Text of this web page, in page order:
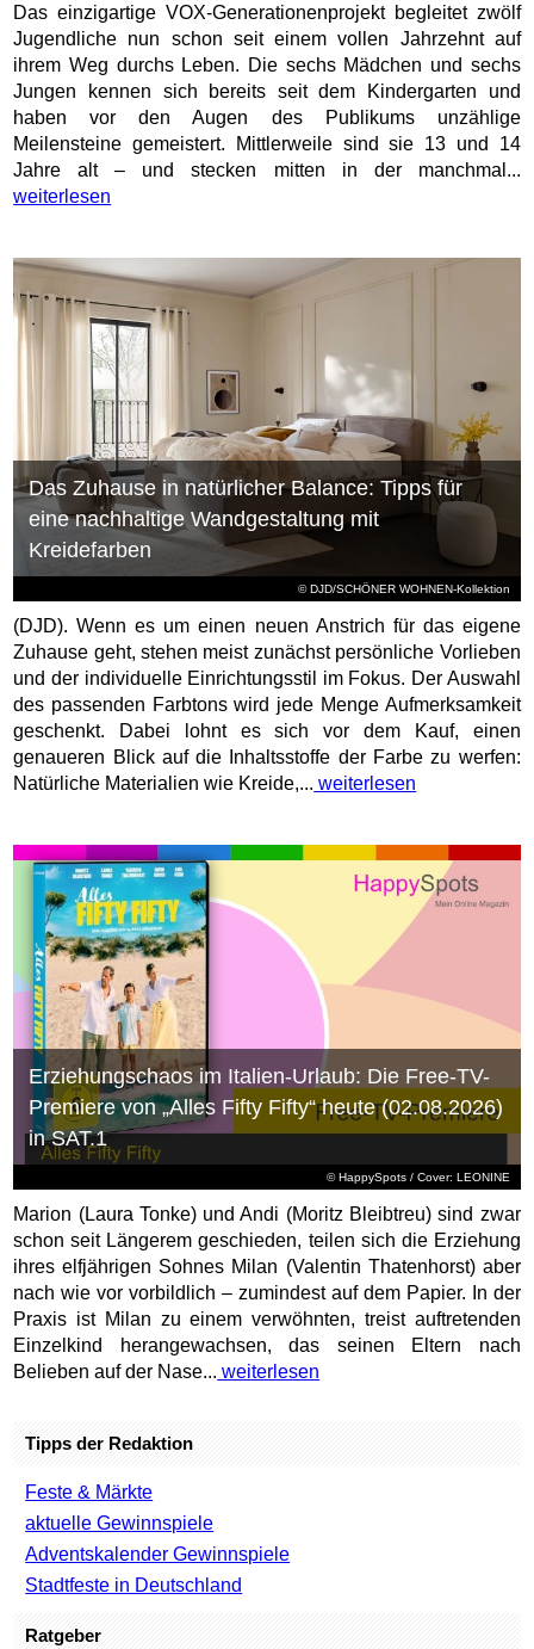
Das einzigartige VOX-Generationenprojekt begleitet zwölf
Jugendliche nun schon seit einem vollen Jahrzehnt auf
ihrem Weg durchs Leben. Die sechs Mädchen und sechs
Jungen kennen sich bereits seit dem Kindergarten und
haben vor den Augen des Publikums unzählige
Meilensteine gemeistert. Mittlerweile sind sie 13 und 14
Jahre alt – und stecken mitten in der manchmal...
weiterlesen
© DJD/SCHÖNER WOHNEN-Kollektion
Das Zuhause in natürlicher Balance: Tipps für
eine nachhaltige Wandgestaltung mit
Kreidefarben
(DJD). Wenn es um einen neuen Anstrich für das eigene
Zuhause geht, stehen meist zunächst persönliche Vorlieben
und der individuelle Einrichtungsstil im Fokus. Der Auswahl
des passenden Farbtons wird jede Menge Aufmerksamkeit
geschenkt. Dabei lohnt es sich vor dem Kauf, einen
genaueren Blick auf die Inhaltsstoffe der Farbe zu werfen:
Natürliche Materialien wie Kreide,... weiterlesen
© HappySpots / Cover: LEONINE
Erziehungschaos im Italien-Urlaub: Die Free-TV-
Premiere von „Alles Fifty Fifty“ heute (02.08.2026)
in SAT.1
Marion (Laura Tonke) und Andi (Moritz Bleibtreu) sind zwar
schon seit Längerem geschieden, teilen sich die Erziehung
ihres elfjährigen Sohnes Milan (Valentin Thatenhorst) aber
nach wie vor vorbildlich – zumindest auf dem Papier. In der
Praxis ist Milan zu einem verwöhnten, treist auftretenden
Einzelkind herangewachsen, das seinen Eltern nach
Belieben auf der Nase... weiterlesen
Tipps der Redaktion
Feste & Märkte
aktuelle Gewinnspiele
Adventskalender Gewinnspiele
Stadtfeste in Deutschland
Ratgeber